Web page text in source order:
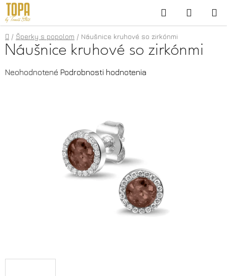
Prejsť
na
obsah
Hľadať
KOŠÍK
Domov
/ Šperky s popolom / Náušnice kruhové so zirkónmi
Náušnice kruhové so zirkónmi
Priemerné
Neohodnotené Podrobnosti hodnotenia